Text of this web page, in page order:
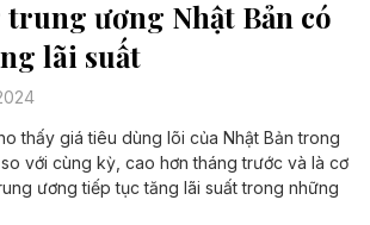
trung ương Nhật Bản có
lãi suất
thấy giá tiêu dùng lõi của Nhật Bản trong
với cùng kỳ, cao hơn tháng trước và là cơ
ương tiếp tục tăng lãi suất trong những